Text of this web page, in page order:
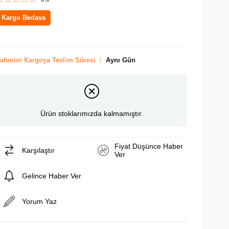
Kargo Bedava
Kargoya Teslim Süresi : Aynı Gün
Ürün stoklarımızda kalmamıştır.
Karşılaştır
Fiyat Düşünce Haber
Ver
Gelince Haber Ver
Yorum Yaz